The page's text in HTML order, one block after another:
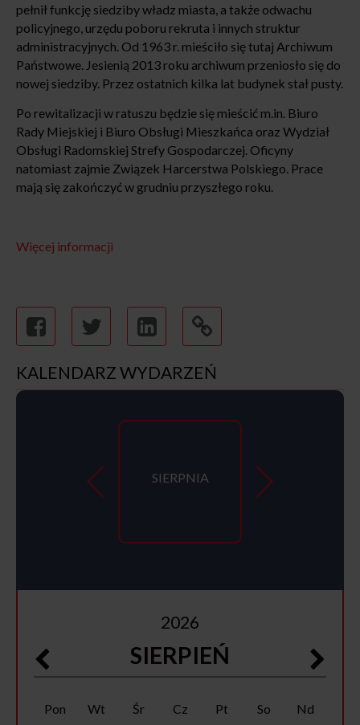
pełnił funkcję siedziby władz miasta, a także odwachu
policyjnego, urzędu poboru rekruta i innych struktur
administracyjnych. Od 1963 r. mieściło się tutaj Archiwum
Państwowe. Jesienią 2013 roku archiwum przeniosło się do
nowej siedziby. Przez ostatnich kilka lat budynek stał pusty.
Po rewitalizacji w ratuszu będzie się mieścić m.in. Biuro
Rady Miejskiej i Biuro Obsługi Mieszkańca oraz Wydział
Obsługi Radomskiej Strefy Gospodarczej. Oficyny
natomiast zajmie Związek Harcerstwa Polskiego. Prace
mają się zakończyć w grudniu przyszłego roku.
Więcej informacji
KALENDARZ WYDARZEŃ
SIERPNIA
2026
SIERPIEŃ
Pon Wt Śr Cz Pt So
Nd